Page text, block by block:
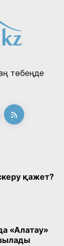
төбеңде
қажет?
«Алатау»